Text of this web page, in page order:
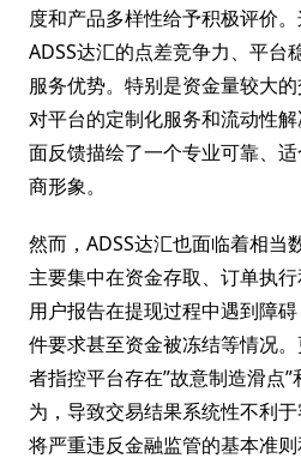
度和产品多样性给予积极评价
ADSS达汇的点差竞争力、平台
服务优势。特别是资金量较大
对平台的定制化服务和流动性
面反馈描绘了一个专业可靠、
商形象。
然而，ADSS达汇也面临着相当
主要集中在资金存取、订单执
用户报告在提现过程中遇到障
件要求甚至资金被冻结等情况
者指控平台存在”故意制造滑点”
为，导致交易结果系统性不利
将严重违反金融监管的基本准